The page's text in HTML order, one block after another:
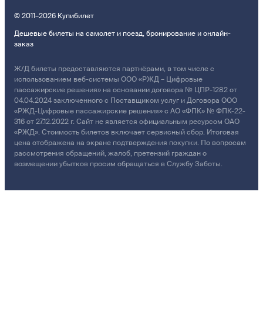
© 2011–2026 Купибилет
Дешевые билеты на самолет и поезд, бронирование и онлайн-
заказ
Ж/Д билеты предоставляются партнёрами, в том числе с
использованием веб-системы ООО «РЖД – Цифровые
пассажирские решения» на основании договора № ЦПР-1282 от
04.04.2024 заключенного с Поставщиком услуг и Договора ООО
«РЖД-Цифровые пассажирские решения» с АО «ФПК» № ФПК-22-
316 от 27.12.2022 г. Сайт не является официальным ресурсом ОАО
«РЖД». Стоимость билетов включает сервисный сбор. Итоговая
цена отображена на экране подтверждения покупки. По вопросам
рассмотрения обращений, жалоб, претензий граждан о
возмещении убытков просим обращаться в Службу Заботы.